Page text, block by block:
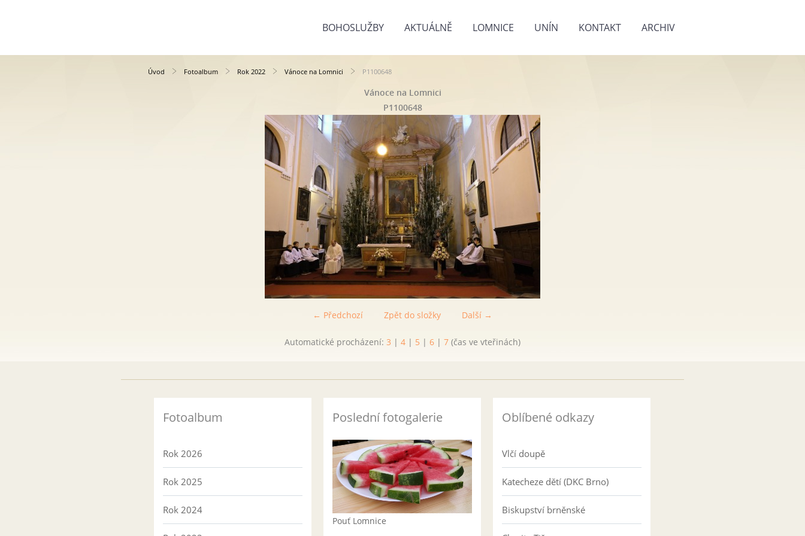
BOHOSLUŽBY AKTUÁLNĚ LOMNICE UNÍN KONTAKT ARCHIV
Úvod Fotoalbum Rok 2022 Vánoce na Lomnici P1100648
Vánoce na Lomnici
P1100648
← Předchozí Další →
Zpět do složky
Automatické procházení: 3 | 4 | 5 | 6 | 7 (čas ve vteřinách)
Fotoalbum
Rok 2026
Rok 2025
Rok 2024
Poslední fotogalerie
Pouť Lomnice
Oblíbené odkazy
Vlčí doupě
Katecheze dětí (DKC Brno)
Biskupství brněnské